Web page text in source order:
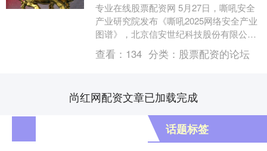
专业在线股票配资网 5月27日，嘶吼安全
产业研究院发布《嘶吼2025网络安全产业
图谱》，北京信安世纪科技股份有限公司
（以下简称“信安世纪”，股票代码：
68820....
查看： 134 分类： 股票配资的论坛
尚红网配资文章已加载完成
话题标签